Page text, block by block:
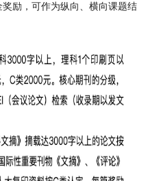
励，可作为纵向、横向课题结